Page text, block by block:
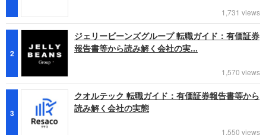
1,731 views
2
ジェリービーンズグループ 転職ガイド：有価証券
報告書等から読み解く会社の実...
1,570 views
3
クオルテック 転職ガイド：有価証券報告書等から
読み解く会社の実態
1,550 views